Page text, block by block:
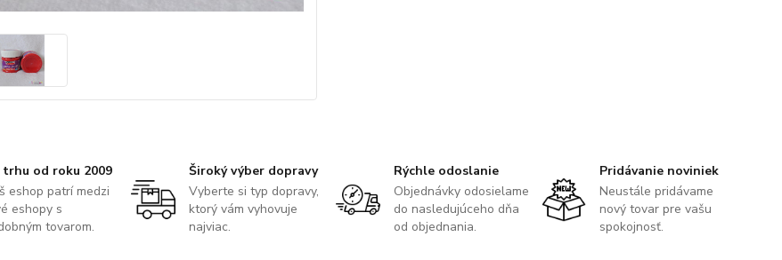
trhu od roku 2009
eshop patrí medzi
eshopy s
tovarom.
Široký výber dopravy
Vyberte si typ dopravy,
ktorý vám vyhovuje
najviac.
Rýchle odoslanie
Objednávky odosielame
do nasledujúceho dňa
od objednania.
Pridávanie noviniek
Neustále pridávame
nový tovar pre vašu
spokojnosť.